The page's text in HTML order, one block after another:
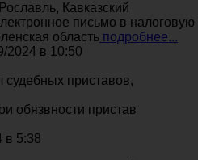
Кавказский
письмо в налоговую
область подробнее...
2024 в 10:50
судебных приставов,
обязвности пристав
в 5:38